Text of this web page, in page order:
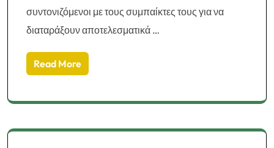
συντονιζόμενοι με τους συμπαίκτες τους για να
διαταράξουν αποτελεσματικά …
Read More